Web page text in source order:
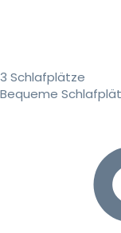
3 Schlafplätze
Bequeme